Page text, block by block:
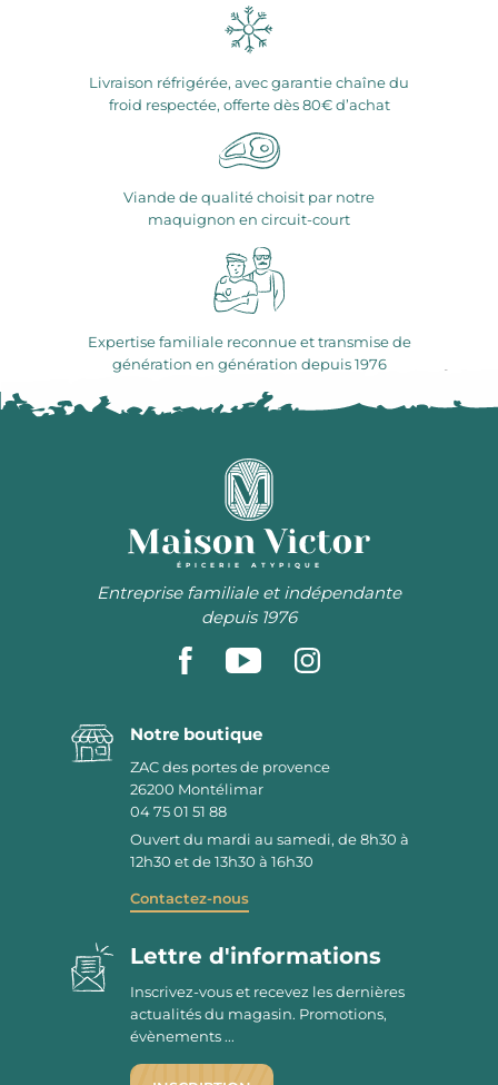
Livraison réfrigérée, avec garantie chaîne du
froid respectée, offerte dès 80€ d’achat
Viande de qualité choisit par notre
maquignon en circuit-court
Expertise familiale reconnue et transmise de
génération en génération depuis 1976
ÉPICERIE ATYPIQUE
Entreprise familiale et indépendante
depuis 1976
Notre boutique
ZAC des portes de provence
26200 Montélimar
04 75 01 51 88
Ouvert du mardi au samedi, de 8h30 à
12h30 et de 13h30 à 16h30
Contactez-nous
Lettre d'informations
Inscrivez-vous et recevez les dernières
actualités du magasin. Promotions,
évènements ...